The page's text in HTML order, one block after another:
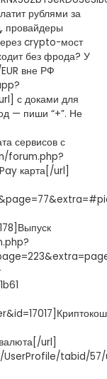
рублями за
провайдеры
crypto-мост
без фрода? У
вне РФ
с доками для
— пиши “+”. Не
сервисов с
forum.php?
карта[/url]
url]
tabid/